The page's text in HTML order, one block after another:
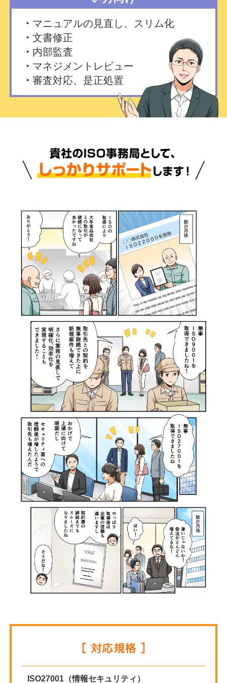
マニュアルの見直し、スリム化
文書修正
内部監査
マネジメントレビュー
審査対応、是正処置
ISO27001（情報セキュリティ）